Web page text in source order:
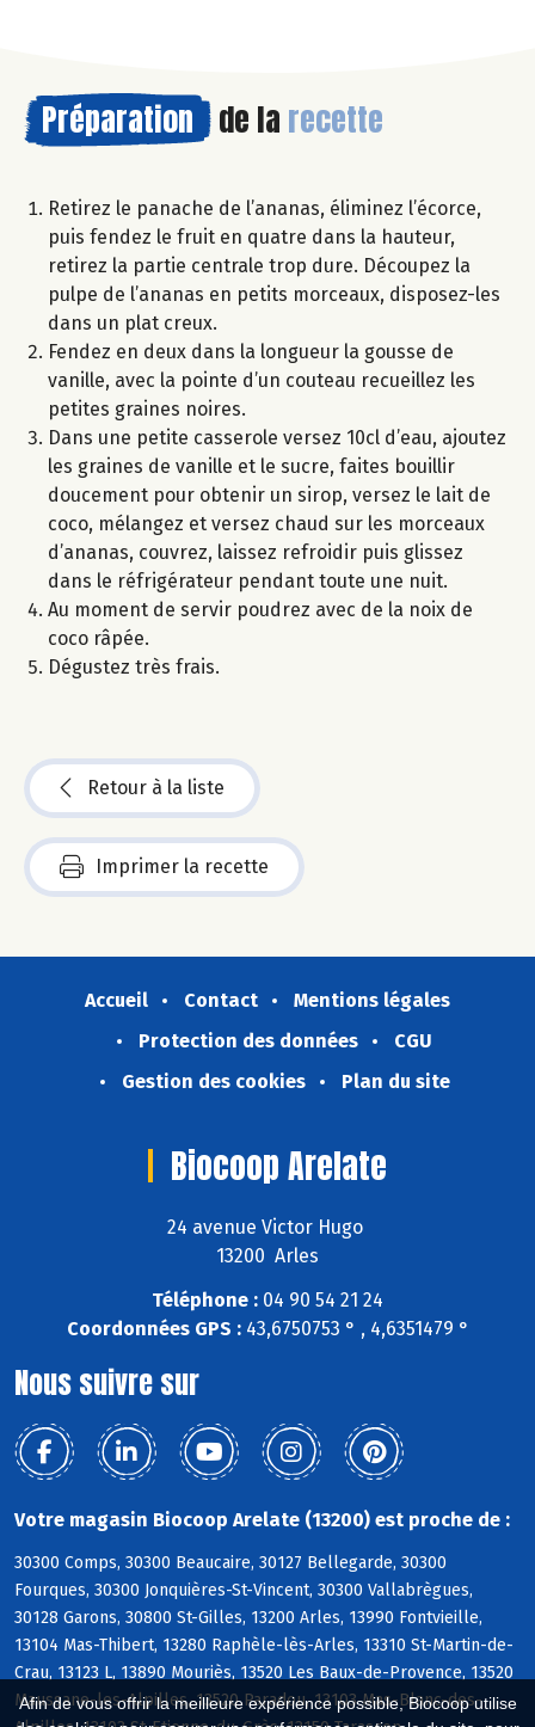
Afin de vous offrir la meilleure expérience possible, Biocoop utilise
Préparation de la recette
Retirez le panache de l’ananas, éliminez l’écorce,
puis fendez le fruit en quatre dans la hauteur,
retirez la partie centrale trop dure. Découpez la
pulpe de l’ananas en petits morceaux, disposez-les
dans un plat creux.
Fendez en deux dans la longueur la gousse de
vanille, avec la pointe d’un couteau recueillez les
petites graines noires.
Dans une petite casserole versez 10cl d’eau, ajoutez
les graines de vanille et le sucre, faites bouillir
doucement pour obtenir un sirop, versez le lait de
coco, mélangez et versez chaud sur les morceaux
d’ananas, couvrez, laissez refroidir puis glissez
dans le réfrigérateur pendant toute une nuit.
Au moment de servir poudrez avec de la noix de
coco râpée.
Dégustez très frais.
Retour à la liste
Imprimer la recette
Accueil Contact
Mentions légales
Protection des données
CGU
Gestion des cookies
Plan du site
Biocoop Arelate
24 avenue Victor Hugo
13200 Arles
Téléphone : 04 90 54 21 24
Coordonnées GPS :43,6750753 ° , 4,6351479 °
Nous suivre sur
Votre magasin Biocoop Arelate (13200) est proche de :
30300 Comps, 30300 Beaucaire, 30127 Bellegarde, 30300
Fourques, 30300 Jonquières-St-Vincent, 30300 Vallabrègues,
30128 Garons, 30800 St-Gilles, 13200 Arles, 13990 Fontvieille,
13104 Mas-Thibert, 13280 Raphèle-lès-Arles, 13310 St-Martin-de-
Crau, 13123 L, 13890 Mouriès, 13520 Les Baux-de-Provence, 13520
Maussane-les-Alpilles, 13520 Paradou, 13103 Mas-Blanc-des-